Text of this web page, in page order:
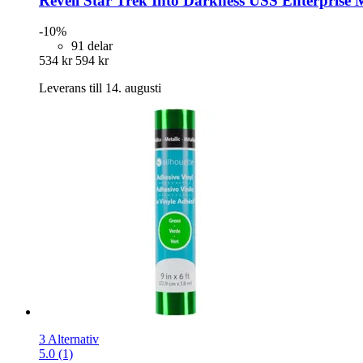
-10%
91 delar
534 kr 594 kr
Leverans till 14. augusti
3 Alternativ
5.0 (1)